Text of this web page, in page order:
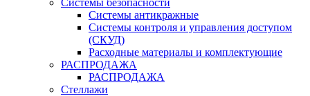
Системы безопасности
Системы антикражные
Системы контроля и управления доступом
(СКУД)
Расходные материалы и комплектующие
РАСПРОДАЖА
РАСПРОДАЖА
Стеллажи